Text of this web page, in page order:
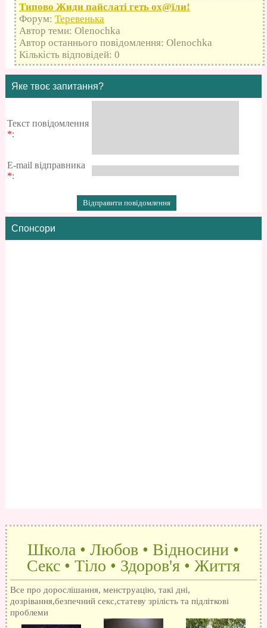
Типово Жиди пайслаті геть оx@їли!
Форум: Теревенька
Автор теми: Olenochka
Автор останнього повідомлення: Olenochka
Кількість відповідей: 0
Яке твоє запитання?
Текст повідомлення
*:
E-mail відправника
*:
Спонсори
Школа • Любов • Відносини •
Секс • Тіло • Здоров'я • Життя
Все про дорослішання, менструацію, такі дні,
дозрівання,безпечний секс,статеву зрілість та підліткові
проблеми